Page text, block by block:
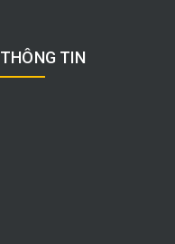
THÔNG TIN